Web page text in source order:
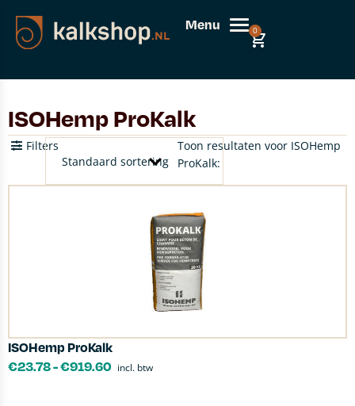
Menu 0
ISOHemp ProKalk
Toon resultaten voor ISOHemp
ProKalk:
Filters
ISOHemp ProKalk
€23.78-€919.60 incl. btw